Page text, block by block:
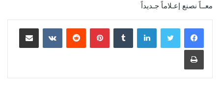
معــاً نصنع إعـلاماً جـديداً
لينكدإن بينتيريست مشاركة عبر البريد
طباعة